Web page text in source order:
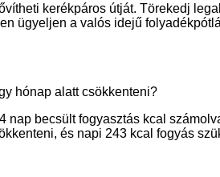
kerékpáros útját. Törekedj
ügyeljen a valós idejű
hónap alatt csökkenteni?
becsült fogyasztás kcal
és napi 243 kcal fogyás